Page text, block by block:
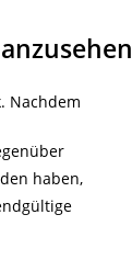
Nachdem
haben,